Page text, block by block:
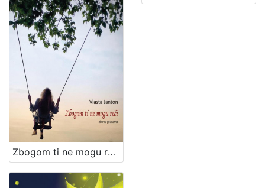
Zbogom ti ne mogu reći / Vlasta Janton